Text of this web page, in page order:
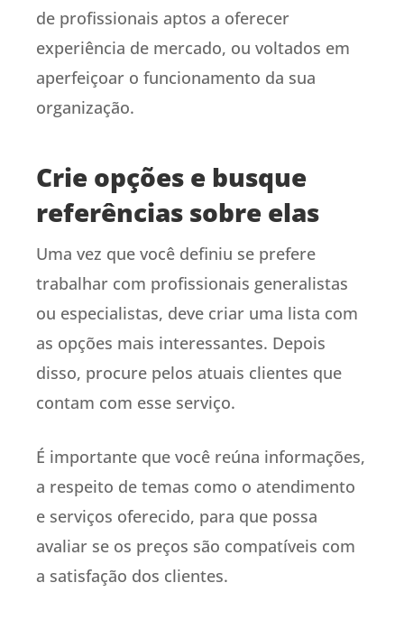
de profissionais aptos a oferecer
experiência de mercado, ou voltados em
aperfeiçoar o funcionamento da sua
organização.
Crie opções e busque
referências sobre elas
Uma vez que você definiu se prefere
trabalhar com profissionais generalistas
ou especialistas, deve criar uma lista com
as opções mais interessantes. Depois
disso, procure pelos atuais clientes que
contam com esse serviço.
É importante que você reúna informações,
a respeito de temas como o atendimento
e serviços oferecido, para que possa
avaliar se os preços são compatíveis com
a satisfação dos clientes.